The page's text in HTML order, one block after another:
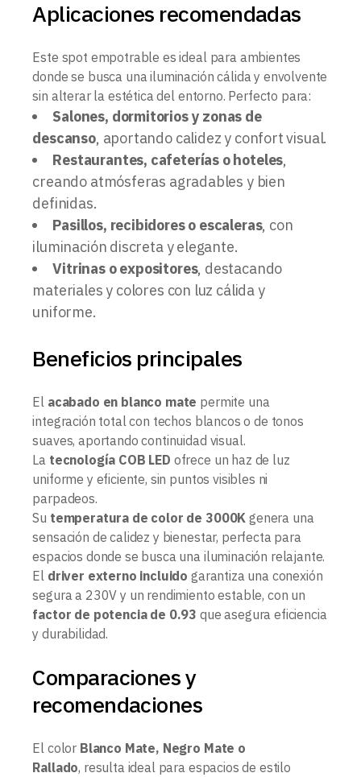
Aplicaciones recomendadas
Este spot empotrable es ideal para ambientes
donde se busca una iluminación cálida y envolvente
sin alterar la estética del entorno. Perfecto para:
Salones, dormitorios y zonas de
descanso, aportando calidez y confort visual.
Restaurantes, cafeterías o hoteles,
creando atmósferas agradables y bien
definidas.
Pasillos, recibidores o escaleras, con
iluminación discreta y elegante.
Vitrinas o expositores, destacando
materiales y colores con luz cálida y
uniforme.
Beneficios principales
El acabado en blanco mate permite una
integración total con techos blancos o de tonos
suaves, aportando continuidad visual.
La tecnología COB LED ofrece un haz de luz
uniforme y eficiente, sin puntos visibles ni
parpadeos.
Su temperatura de color de 3000K genera una
sensación de calidez y bienestar, perfecta para
espacios donde se busca una iluminación relajante.
El driver externo incluido garantiza una conexión
segura a 230V y un rendimiento estable, con un
factor de potencia de 0.93 que asegura eficiencia
y durabilidad.
Comparaciones y
recomendaciones
El color Blanco Mate, Negro Mate o
Rallado, resulta ideal para espacios de estilo